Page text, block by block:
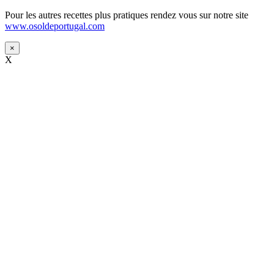
Pour les autres recettes plus pratiques rendez vous sur notre site
www.osoldeportugal.com
×
X